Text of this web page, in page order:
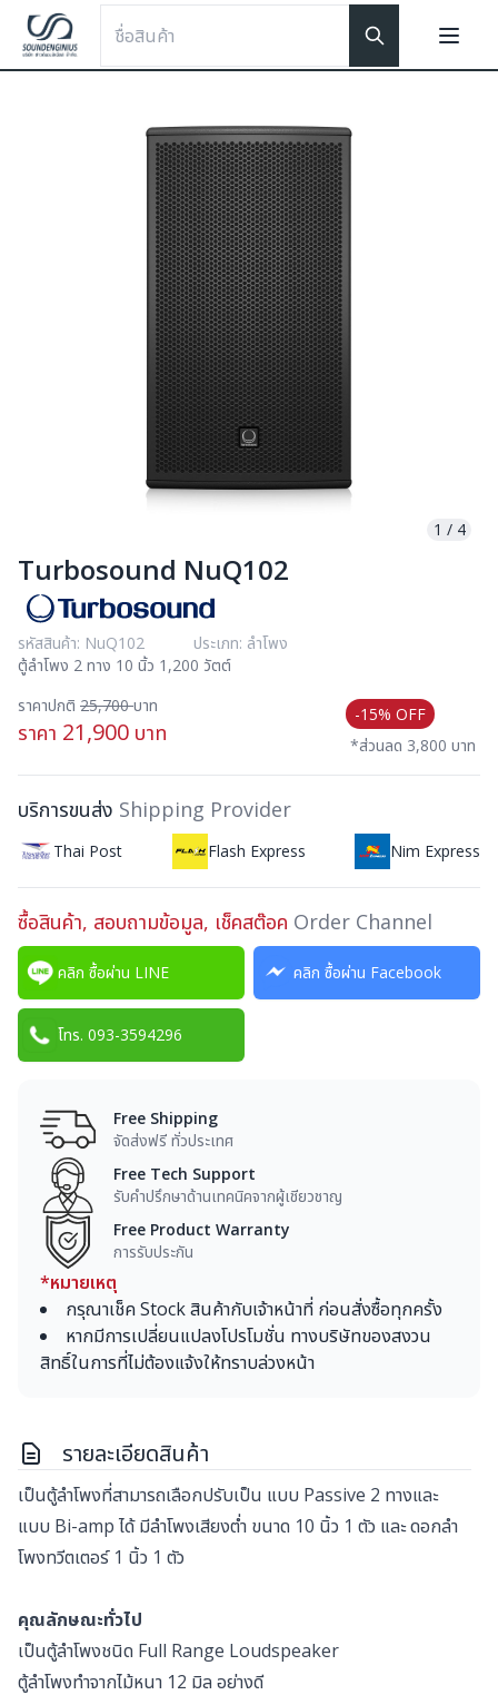
1 / 4
Turbosound NuQ102
รหัสสินค้า: NuQ102
ประเภท: ลำโพง
ตู้ลำโพง 2 ทาง 10 นิ้ว 1,200 วัตต์
ราคาปกติ 25,700บาท
ราคา 21,900 บาท
-15% OFF
*ส่วนลด 3,800 บาท
บริการขนส่ง Shipping Provider
Thai Post Flash Express Nim Express
ซื้อสินค้า, สอบถามข้อมูล, เช็คสต๊อค Order Channel
คลิก ซื้อผ่าน LINE คลิก ซื้อผ่าน Facebook
โทร. 093-3594296
Free Shipping
จัดส่งฟรี ทั่วประเทศ
Free Tech Support
รับคำปรึกษาด้านเทคนิคจากผู้เชียวชาญ
Free Product Warranty
การรับประกัน
*หมายเหตุ
กรุณาเช็ค Stock สินค้ากับเจ้าหน้าที่ ก่อนสั่งซื้อทุกครั้ง
หากมีการเปลี่ยนแปลงโปรโมชั่น ทางบริษัทของสงวน
สิทธิ์ในการที่ไม่ต้องแจ้งให้ทราบล่วงหน้า
รายละเอียดสินค้า
เป็นตู้ลำโพงที่สามารถเลือกปรับเป็น แบบ Passive 2 ทางและ
แบบ Bi-amp ได้ มีลำโพงเสียงต่ำ ขนาด 10 นิ้ว 1 ตัว และ ดอกลำ
โพงทวีตเตอร์ 1 นิ้ว 1 ตัว
คุณลักษณะทั่วไป
เป็นตู้ลำโพงชนิด Full Range Loudspeaker
ตู้ลำโพงทำจากไม้หนา 12 มิล อย่างดี